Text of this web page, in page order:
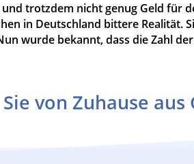
trotzdem nicht genug Geld für
in Deutschland bittere Realität.
wurde bekannt, dass die Zahl
von Zuhause